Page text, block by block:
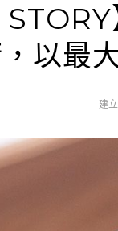
以最
建